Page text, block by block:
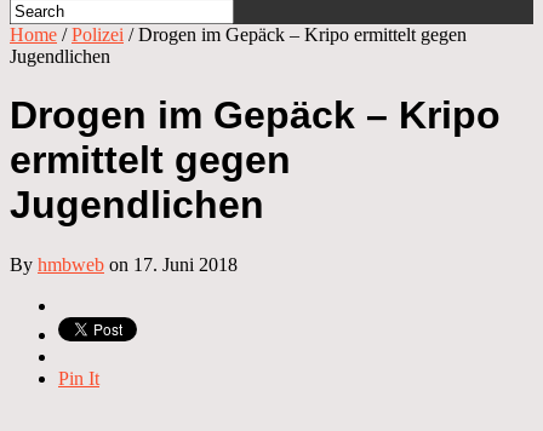
Home /Polizei /Drogen im Gepäck – Kripo ermittelt gegen
Jugendlichen
Drogen im Gepäck – Kripo
ermittelt gegen
Jugendlichen
By hmbweb on 17. Juni 2018
Pin It